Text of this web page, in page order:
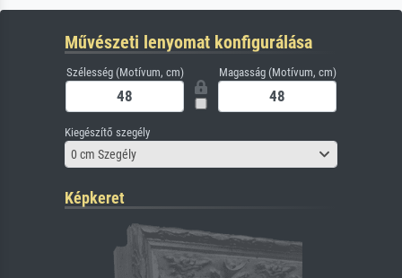
Művészeti lenyomat konfigurálása
Szélesség (Motívum, cm) Magasság (Motívum, cm)
Kiegészítő szegély
0 cm Szegély
Képkeret